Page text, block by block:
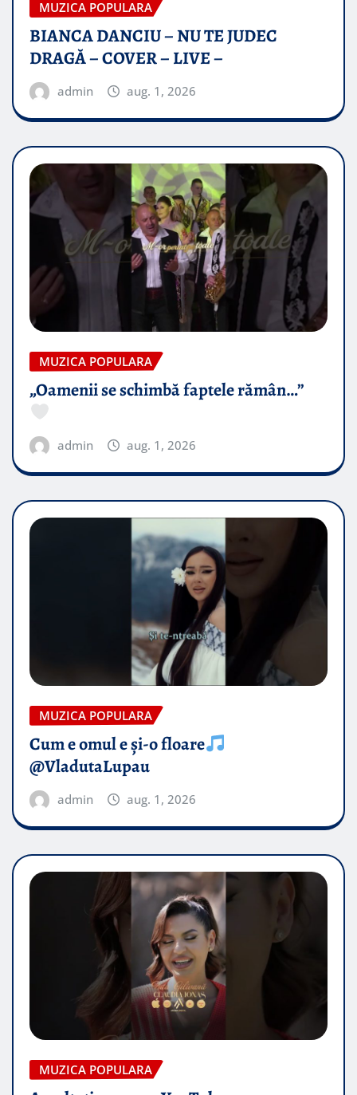
MUZICA POPULARA
BIANCA DANCIU – NU TE JUDEC
DRAGĂ – COVER – LIVE –
admin aug. 1, 2026
MUZICA POPULARA
„Oamenii se schimbă faptele rămân…”
admin aug. 1, 2026
MUZICA POPULARA
Cum e omul e și-o floare
@VladutaLupau
admin aug. 1, 2026
MUZICA POPULARA